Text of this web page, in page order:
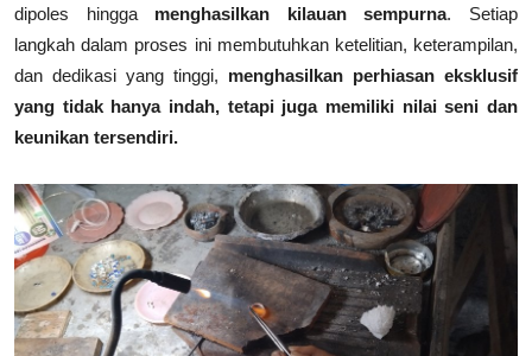
dipoles hingga menghasilkan kilauan sempurna. Setiap
langkah dalam proses ini membutuhkan ketelitian, keterampilan,
dan dedikasi yang tinggi, menghasilkan perhiasan eksklusif
yang tidak hanya indah, tetapi juga memiliki nilai seni dan
keunikan tersendiri.